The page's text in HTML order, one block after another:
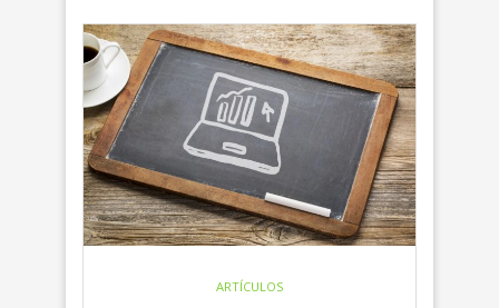
ARTÍCULOS